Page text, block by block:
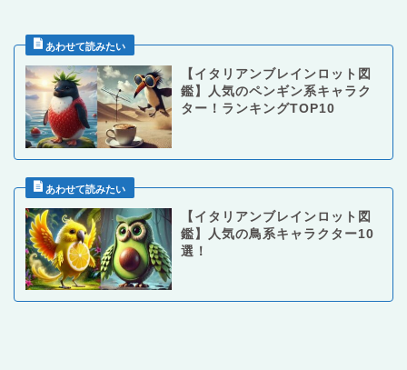
【イタリアンブレインロット図
鑑】人気のペンギン系キャラク
ター！ランキングTOP10
【イタリアンブレインロット図
鑑】人気の鳥系キャラクター10
選！